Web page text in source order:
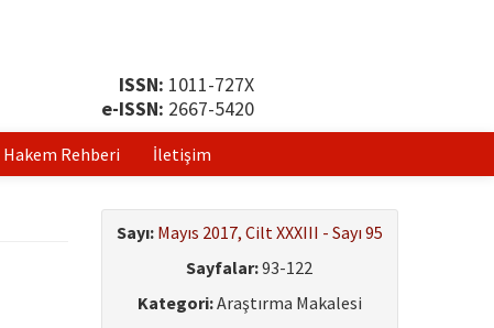
ISSN: 1011-727X
e-ISSN: 2667-5420
Hakem Rehberi İletişim
Sayı: Mayıs 2017, Cilt XXXIII - Sayı 95
Sayfalar:93-122
Kategori:Araştırma Makalesi